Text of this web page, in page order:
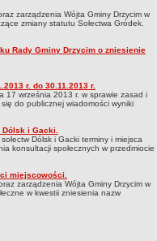
zarządzenia Wójta Gminy Drzycim w
zmiany statutu Sołectwa Gródek.
Rady Gminy Drzycim o zniesienie
r. do 30.11.2013 r.
17 września 2013 r. w sprawie zasad i
do publicznej wiadomości wyniki
i Gacki.
Dólsk i Gacki terminy i miejsca
konsultacji społecznych w przedmiocie
miejscowości.
zarządzenia Wójta Gminy Drzycim w
w kwestii zniesienia nazw